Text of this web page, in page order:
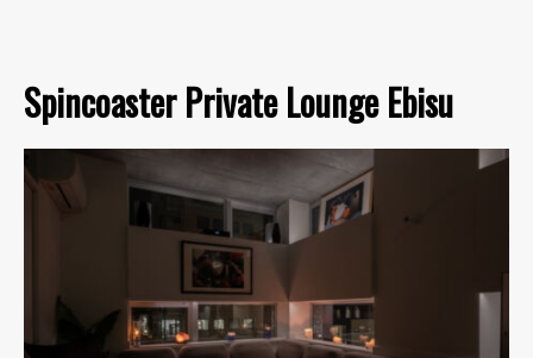
Spincoaster Private Lounge Ebisu